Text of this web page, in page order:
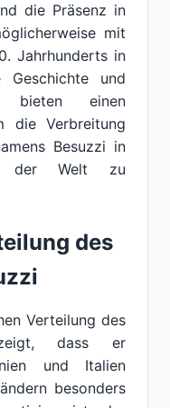
die Präsenz in
mit
Jahrhunderts in
Geschichte und
bieten einen
die Verbreitung
Besuzzi in
der Welt zu
des
Verteilung des
zeigt, dass er
und Italien
besonders